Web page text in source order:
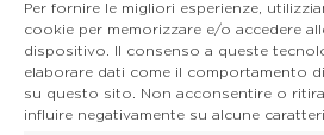
Per fornire le migliori esperienze,
cookie per memorizzare e/o accedere
dispositivo. Il consenso a queste
elaborare dati come il comportamento
su questo sito. Non acconsentire o
influire negativamente su alcune
E-mail. auronzo@dolomitica.it
Cortina d'Ampezzo
32043 Cortina d'Ampezzo (BL)
Tel. 0436 4127
E-mail. pieve@dolomitica.it